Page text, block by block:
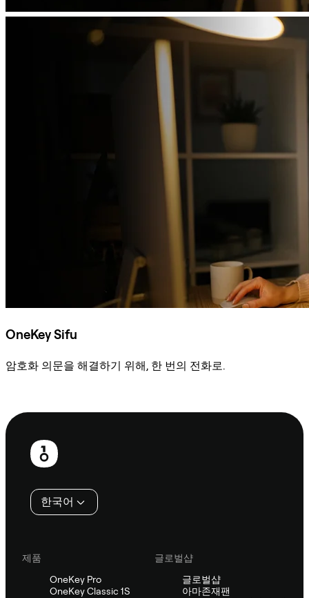
OneKey Sifu
암호화 의문을 해결하기 위해, 한 번의 전화로.
보
한국어
제품
OneKey Pro
OneKey Classic 1S
글로벌샵
글로벌샵
아마존재팬